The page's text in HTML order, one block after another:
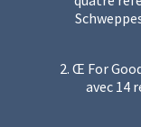
Œ For
avec 14